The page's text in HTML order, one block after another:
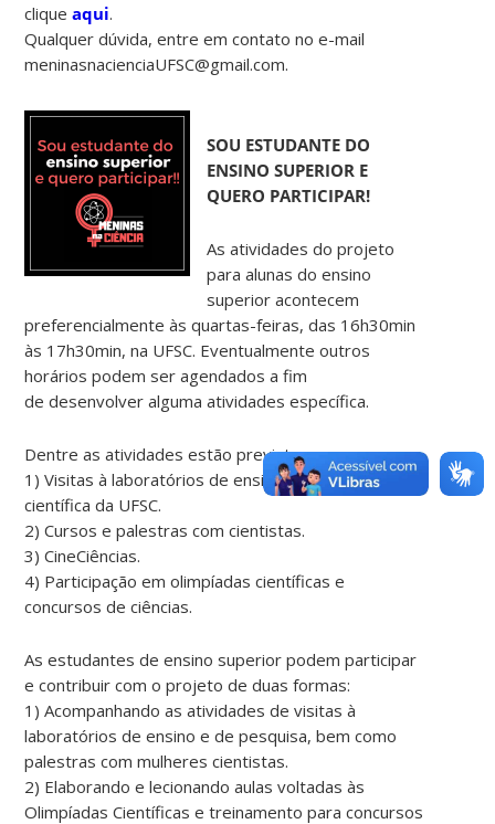
cliqueaqui.
Qualquer dúvida, entre em contato no e-mail
meninasnacienciaUFSC@gmail.com.
SOU ESTUDANTE DO
ENSINO SUPERIOR E
QUERO PARTICIPAR!
As atividades do projeto
para alunas do ensino
superior acontecem
preferencialmente às quartas-feiras, das 16h30min
às 17h30min, na UFSC. Eventualmente outros
horários podem ser agendados a fim
de desenvolver alguma atividades específica.
Dentre as atividades estão previstas:
1) Visitas à laboratórios de ensino e de pesquisa
científica da UFSC.
2) Cursos e palestras com cientistas.
3) CineCiências.
4) Participação em olimpíadas científicas e
concursos de ciências.
As estudantes de ensino superior podem participar
e contribuir com o projeto de duas formas:
1) Acompanhando as atividades de visitas à
laboratórios de ensino e de pesquisa, bem como
palestras com mulheres cientistas.
2) Elaborando e lecionando aulas voltadas às
Olimpíadas Científicas e treinamento para concursos